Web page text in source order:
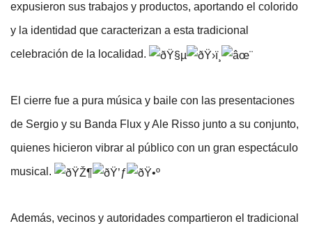
expusieron sus trabajos y productos, aportando el colorido
y la identidad que caracterizan a esta tradicional
celebración de la localidad.
El cierre fue a pura música y baile con las presentaciones
de Sergio y su Banda Flux y Ale Risso junto a su conjunto,
quienes hicieron vibrar al público con un gran espectáculo
musical.
Además, vecinos y autoridades compartieron el tradicional